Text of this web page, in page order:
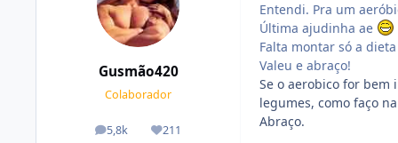
Gusmão420
Colaborador
5,8k
posts 211
Reputação
Entendi. Pra um
Última ajudinha ae
Falta montar só a
Valeu e abraço!
Se o aerobico for bem
legumes, como faço
Abraço.